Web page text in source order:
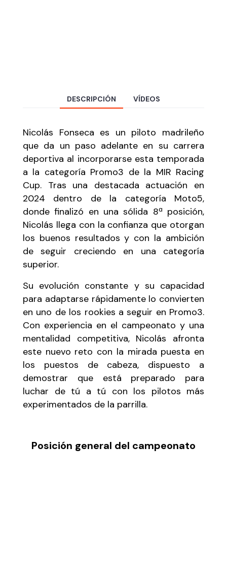
DESCRIPCIÓN VÍDEOS
Nicolás Fonseca es un piloto madrileño
que da un paso adelante en su carrera
deportiva al incorporarse esta temporada
a la categoría Promo3 de la MIR Racing
Cup. Tras una destacada actuación en
2024 dentro de la categoría Moto5,
donde finalizó en una sólida 8ª posición,
Nicolás llega con la confianza que otorgan
los buenos resultados y con la ambición
de seguir creciendo en una categoría
superior.
Su evolución constante y su capacidad
para adaptarse rápidamente lo convierten
en uno de los rookies a seguir en Promo3.
Con experiencia en el campeonato y una
mentalidad competitiva, Nicolás afronta
este nuevo reto con la mirada puesta en
los puestos de cabeza, dispuesto a
demostrar que está preparado para
luchar de tú a tú con los pilotos más
experimentados de la parrilla.
Posición general del campeonato